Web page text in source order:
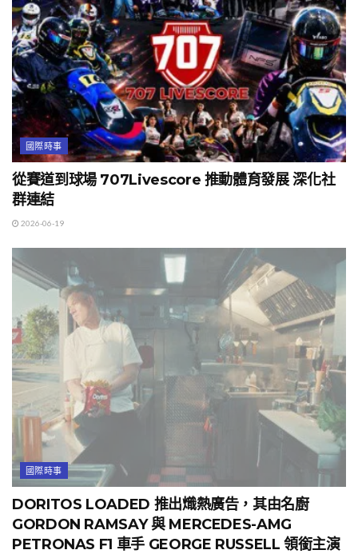
國際時事
從賽道到球場 707Livescore 推動體育發展 深化社
群連結
2026-06-19
國際時事
DORITOS LOADED 推出熾熱廣告，其由名廚
GORDON RAMSAY 與 MERCEDES-AMG
PETRONAS F1 車手 GEORGE RUSSELL 領銜主演